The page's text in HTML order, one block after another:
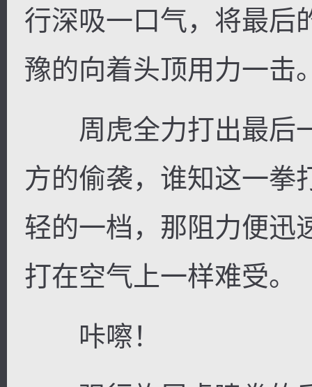
行深吸一口气，将最后
豫的向着头顶用力一击
周虎全力打出最后
方的偷袭，谁知这一拳
轻的一档，那阻力便迅
打在空气上一样难受。
咔嚓！